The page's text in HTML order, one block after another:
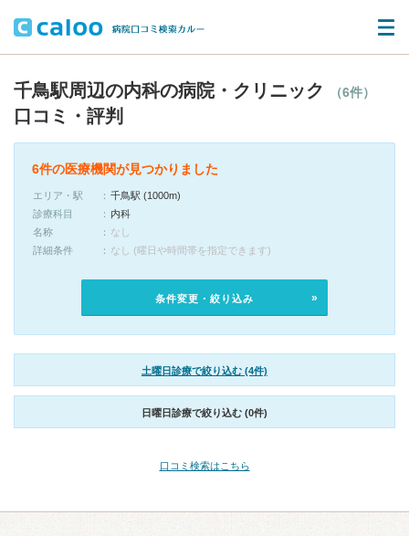
千鳥駅周辺の内科の病院・クリニック （6件）
口コミ・評判
6件の医療機関が見つかりました
エリア・駅
千鳥駅 (1000m)
診療科目
内科
名称
なし
詳細条件
なし (曜日や時間帯を指定できます)
条件変更・絞り込み
土曜日診療で絞り込む (4件)
日曜日診療で絞り込む (0件)
口コミ検索はこちら